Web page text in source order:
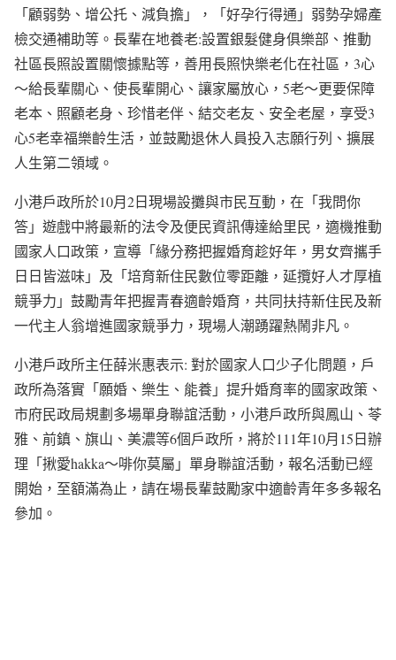
「顧弱勢、增公托、減負擔」，「好孕行得通」弱勢孕婦產
檢交通補助等。長輩在地養老:設置銀髮健身俱樂部、推動
社區長照設置關懷據點等，善用長照快樂老化在社區，3心
〜給長輩關心、使長輩開心、讓家屬放心，5老〜更要保障
老本、照顧老身、珍惜老伴、結交老友、安全老屋，享受3
心5老幸福樂齡生活，並鼓勵退休人員投入志願行列、擴展
人生第二領域。
小港戶政所於10月2日現場設攤與市民互動，在「我問你
答」遊戲中將最新的法令及便民資訊傳達給里民，適機推動
國家人口政策，宣導「緣分務把握婚育趁好年，男女齊攜手
日日皆滋味」及「培育新住民數位零距離，延攬好人才厚植
競爭力」鼓勵青年把握青春適齡婚育，共同扶持新住民及新
一代主人翁增進國家競爭力，現場人潮踴躍熱鬧非凡。
小港戶政所主任薛米惠表示: 對於國家人口少子化問題，戶
政所為落實「願婚、樂生、能養」提升婚育率的國家政策、
市府民政局規劃多場單身聯誼活動，小港戶政所與鳳山、苓
雅、前鎮、旗山、美濃等6個戶政所，將於111年10月15日辦
理「揪愛hakka〜啡你莫屬」單身聯誼活動，報名活動已經
開始，至額滿為止，請在場長輩鼓勵家中適齡青年多多報名
參加。